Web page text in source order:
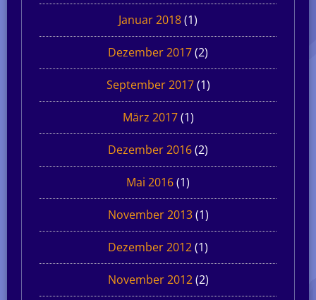
Januar 2018(1)
Dezember 2017(2)
September 2017(1)
März 2017(1)
Dezember 2016(2)
Mai 2016(1)
November 2013(1)
Dezember 2012(1)
November 2012(2)